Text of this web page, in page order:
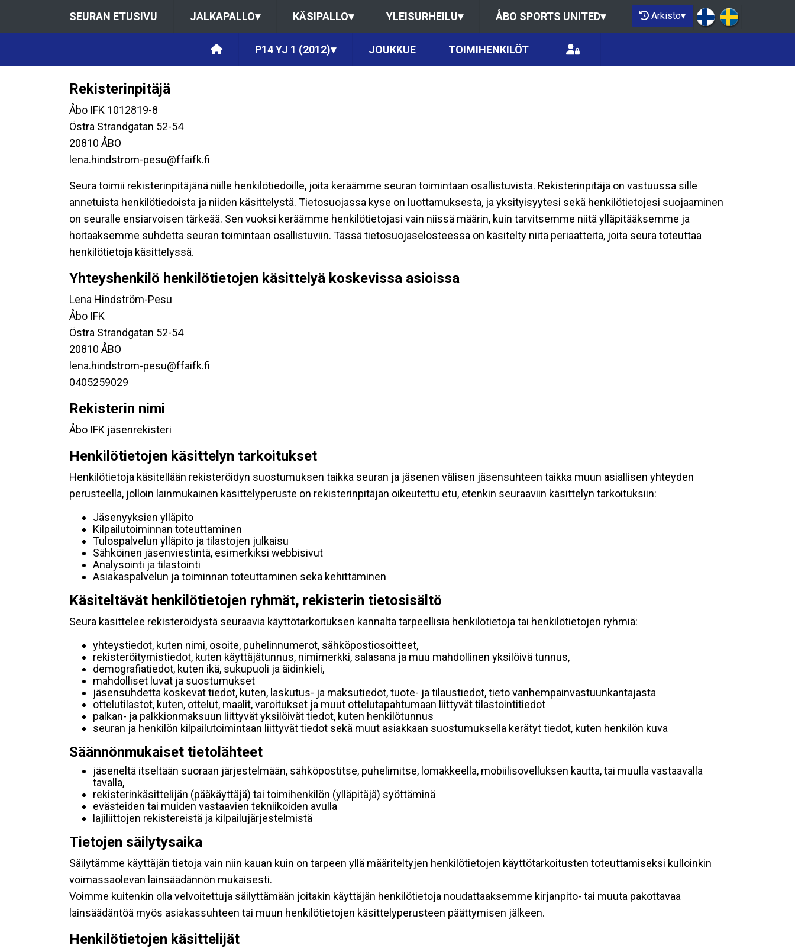
SEURAN ETUSIVU JALKAPALLO▾ KÄSIPALLO▾ YLEISURHEILU▾ ÅBO SPORTS UNITED▾ Arkisto▾
P14 YJ 1 (2012)▾ JOUKKUE TOIMIHENKILÖT
Rekisterinpitäjä
Åbo IFK 1012819-8
Östra Strandgatan 52-54
20810 ÅBO
lena.hindstrom-pesu@ffaifk.fi
Seura toimii rekisterinpitäjänä niille henkilötiedoille, joita keräämme seuran toimintaan osallistuvista. Rekisterinpitäjä on vastuussa sille
annetuista henkilötiedoista ja niiden käsittelystä. Tietosuojassa kyse on luottamuksesta, ja yksityisyytesi sekä henkilötietojesi suojaaminen
on seuralle ensiarvoisen tärkeää. Sen vuoksi keräämme henkilötietojasi vain niissä määrin, kuin tarvitsemme niitä ylläpitääksemme ja
hoitaaksemme suhdetta seuran toimintaan osallistuviin. Tässä tietosuojaselosteessa on käsitelty niitä periaatteita, joita seura toteuttaa
henkilötietoja käsittelyssä.
Yhteyshenkilö henkilötietojen käsittelyä koskevissa asioissa
Lena Hindström-Pesu
Åbo IFK
Östra Strandgatan 52-54
20810 ÅBO
lena.hindstrom-pesu@ffaifk.fi
0405259029
Rekisterin nimi
Åbo IFK jäsenrekisteri
Henkilötietojen käsittelyn tarkoitukset
Henkilötietoja käsitellään rekisteröidyn suostumuksen taikka seuran ja jäsenen välisen jäsensuhteen taikka muun asiallisen yhteyden
perusteella, jolloin lainmukainen käsittelyperuste on rekisterinpitäjän oikeutettu etu, etenkin seuraaviin käsittelyn tarkoituksiin:
Jäsenyyksien ylläpito
Kilpailutoiminnan toteuttaminen
Tulospalvelun ylläpito ja tilastojen julkaisu
Sähköinen jäsenviestintä, esimerkiksi webbisivut
Analysointi ja tilastointi
Asiakaspalvelun ja toiminnan toteuttaminen sekä kehittäminen
Käsiteltävät henkilötietojen ryhmät, rekisterin tietosisältö
Seura käsittelee rekisteröidystä seuraavia käyttötarkoituksen kannalta tarpeellisia henkilötietoja tai henkilötietojen ryhmiä:
yhteystiedot, kuten nimi, osoite, puhelinnumerot, sähköpostiosoitteet,
rekisteröitymistiedot, kuten käyttäjätunnus, nimimerkki, salasana ja muu mahdollinen yksilöivä tunnus,
demografiatiedot, kuten ikä, sukupuoli ja äidinkieli,
mahdolliset luvat ja suostumukset
jäsensuhdetta koskevat tiedot, kuten, laskutus- ja maksutiedot, tuote- ja tilaustiedot, tieto vanhempainvastuunkantajasta
ottelutilastot, kuten, ottelut, maalit, varoitukset ja muut ottelutapahtumaan liittyvät tilastointitiedot
palkan- ja palkkionmaksuun liittyvät yksilöivät tiedot, kuten henkilötunnus
seuran ja henkilön kilpailutoimintaan liittyvät tiedot sekä muut asiakkaan suostumuksella kerätyt tiedot, kuten henkilön kuva
Säännönmukaiset tietolähteet
jäseneltä itseltään suoraan järjestelmään, sähköpostitse, puhelimitse, lomakkeella, mobiilisovelluksen kautta, tai muulla vastaavalla
tavalla,
rekisterinkäsittelijän (pääkäyttäjä) tai toimihenkilön (ylläpitäjä) syöttäminä
evästeiden tai muiden vastaavien tekniikoiden avulla
lajiliittojen rekistereistä ja kilpailujärjestelmistä
Tietojen säilytysaika
Säilytämme käyttäjän tietoja vain niin kauan kuin on tarpeen yllä määriteltyjen henkilötietojen käyttötarkoitusten toteuttamiseksi kulloinkin
voimassaolevan lainsäädännön mukaisesti.
Voimme kuitenkin olla velvoitettuja säilyttämään joitakin käyttäjän henkilötietoja noudattaaksemme kirjanpito- tai muuta pakottavaa
lainsäädäntöä myös asiakassuhteen tai muun henkilötietojen käsittelyperusteen päättymisen jälkeen.
Henkilötietojen käsittelijät